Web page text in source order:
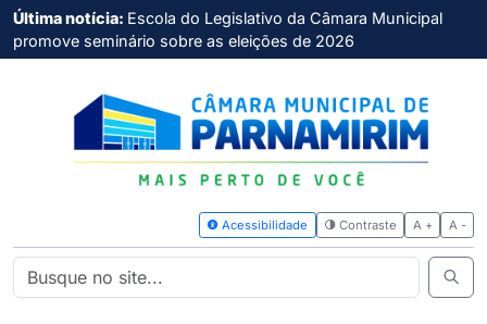
Última notícia: Escola do Legislativo da Câmara Municipal
promove seminário sobre as eleições de 2026